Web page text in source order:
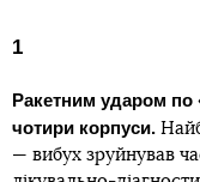
1
Ракетним ударом
чотири корпуси.
— вибух зруйнував